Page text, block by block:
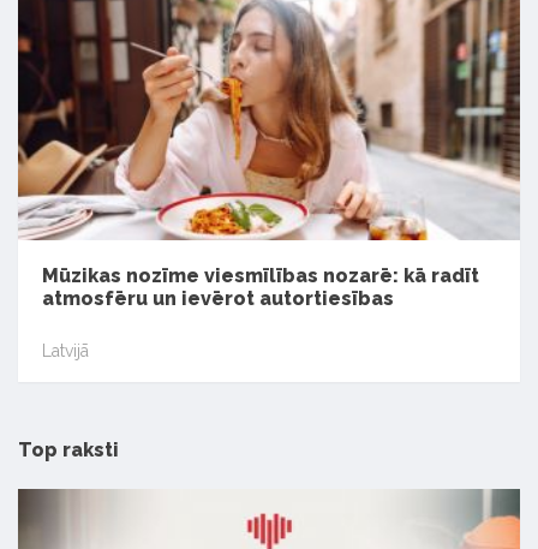
Mūzikas nozīme viesmīlības nozarē: kā radīt
atmosfēru un ievērot autortiesības
Latvijā
Top raksti